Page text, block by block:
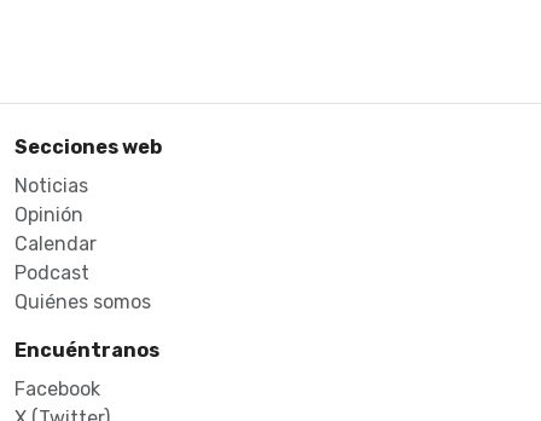
Secciones web
Noticias
Opinión
Calendar
Podcast
Quiénes somos
Encuéntranos
Facebook